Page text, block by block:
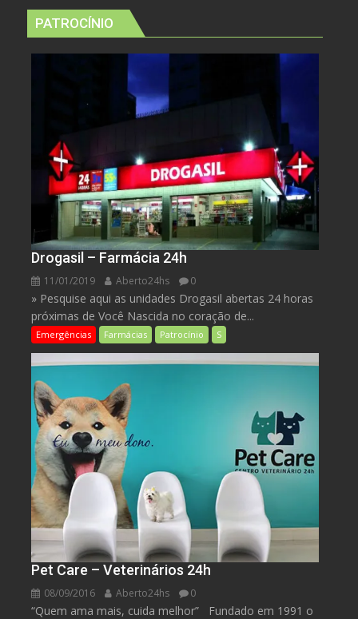
PATROCÍNIO
Drogasil – Farmácia 24h
11/01/2019 Aberto24hs 0
» Pesquise aqui as unidades Drogasil abertas 24 horas
próximas de Você Nascida no coração de...
Emergências Farmácias Patrocínio S
Pet Care – Veterinários 24h
08/09/2016 Aberto24hs 0
“Quem ama mais, cuida melhor” Fundado em 1991 o